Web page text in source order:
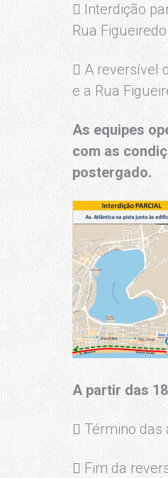
 Interdição
Rua
 A reversível
e a Rua
As equipes
com as
postergado.
A partir das
 Término das
 Fim da